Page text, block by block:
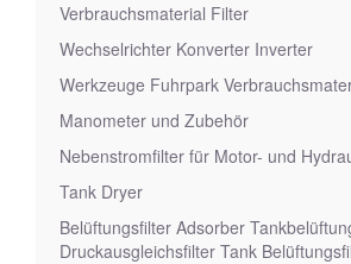
Verbrauchsmaterial Filter
Wechselrichter Konverter Inverter
Werkzeuge Fuhrpark
Manometer und Zubehör
Nebenstromfilter für Motor- und
Tank Dryer
Belüftungsfilter Adsorber
Druckausgleichsfilter Tank